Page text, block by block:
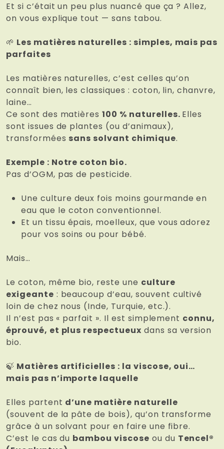
Et si c’était un peu plus nuancé que ça ? Allez,
on vous explique tout — sans tabou.
🌱 Les matières naturelles : simples, mais pas
parfaites
Les matières naturelles, c’est celles qu’on
connaît bien, les classiques : coton, lin, chanvre,
laine…
Ce sont des matières100 % naturelles. Elles
sont issues de plantes (ou d’animaux),
transformées sans solvant chimique.
Exemple : Notre coton bio.
Pas d’OGM, pas de pesticide.
Une culture deux fois moins gourmande en
eau que le coton conventionnel.
Et un tissu épais, moelleux, que vous adorez
pour vos soins ou pour bébé.
Mais…
Le coton, même bio, reste une culture
exigeante : beaucoup d’eau, souvent cultivé
loin de chez nous (Inde, Turquie, etc.).
Il n’est pas « parfait ». Il est simplement connu,
éprouvé, et plus respectueux dans sa version
bio.
🍃 Matières artificielles : la viscose, oui…
mais pas n’importe laquelle
Elles partent d’une matière naturelle
(souvent de la pâte de bois), qu’on transforme
grâce à un solvant pour en faire une fibre.
C’est le cas du bambou viscose ou du Tencel®